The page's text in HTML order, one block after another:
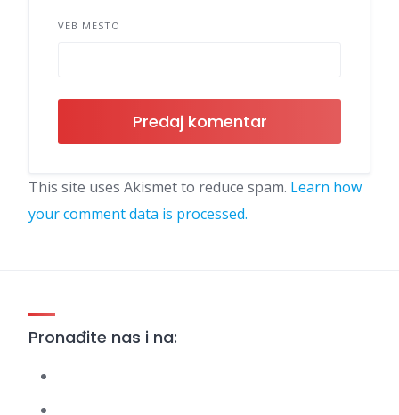
VEB MESTO
This site uses Akismet to reduce spam. Learn how
your comment data is processed.
Pronađite nas i na: